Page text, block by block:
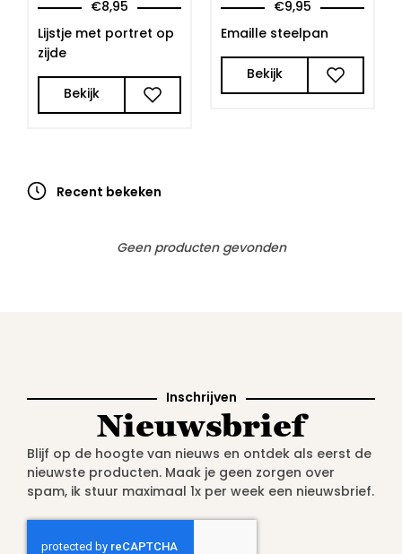
€8,95
Lijstje met portret op
zijde
Bekijk
€9,95
Emaille steelpan
Bekijk
Recent bekeken
Geen producten gevonden
Inschrijven
Nieuwsbrief
Blijf op de hoogte van nieuws en ontdek als eerst de
nieuwste producten. Maak je geen zorgen over
spam, ik stuur maximaal 1x per week een nieuwsbrief.